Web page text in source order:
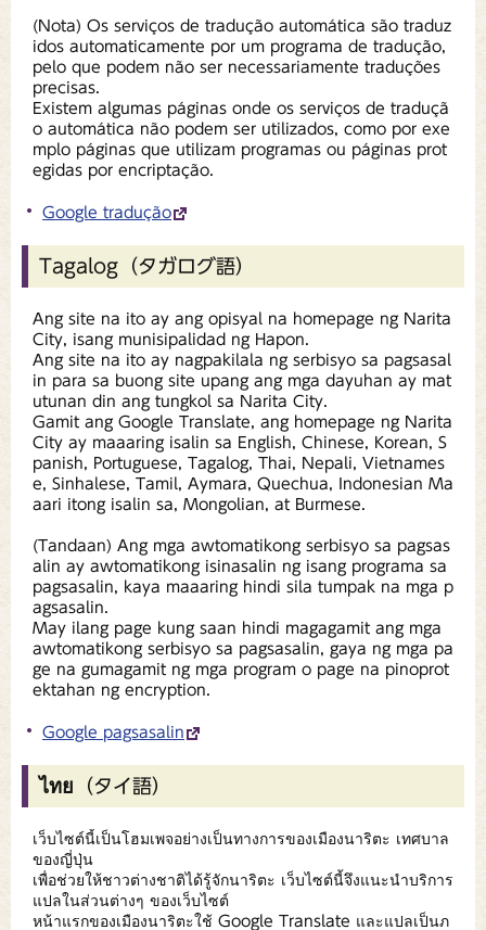
(Nota) Os serviços de tradução automática são traduz
idos automaticamente por um programa de tradução,
pelo que podem não ser necessariamente traduções
precisas.
Existem algumas páginas onde os serviços de traduçã
o automática não podem ser utilizados, como por exe
mplo páginas que utilizam programas ou páginas prot
egidas por encriptação.
Google tradução
Tagalog（タガログ語）
Ang site na ito ay ang opisyal na homepage ng Narita
City, isang munisipalidad ng Hapon.
Ang site na ito ay nagpakilala ng serbisyo sa pagsasal
in para sa buong site upang ang mga dayuhan ay mat
utunan din ang tungkol sa Narita City.
Gamit ang Google Translate, ang homepage ng Narita
City ay maaaring isalin sa English, Chinese, Korean, S
panish, Portuguese, Tagalog, Thai, Nepali, Vietnames
e, Sinhalese, Tamil, Aymara, Quechua, Indonesian Ma
aari itong isalin sa, Mongolian, at Burmese.
(Tandaan) Ang mga awtomatikong serbisyo sa pagsas
alin ay awtomatikong isinasalin ng isang programa sa
pagsasalin, kaya maaaring hindi sila tumpak na mga p
agsasalin.
May ilang page kung saan hindi magagamit ang mga
awtomatikong serbisyo sa pagsasalin, gaya ng mga pa
ge na gumagamit ng mga program o page na pinoprot
ektahan ng encryption.
Google pagsasalin
ไทย（タイ語）
เว็บไซต์นี้เป็นโฮมเพจอย่างเป็นทางการของเมืองนาริตะ เทศบาล
ของญี่ปุ่น
เพื่อช่วยให้ชาวต่างชาติได้รู้จักนาริตะ เว็บไซต์นี้จึงแนะนำบริการ
แปลในส่วนต่างๆ ของเว็บไซต์
หน้าแรกของเมืองนาริตะใช้ Google Translate และแปลเป็นภ